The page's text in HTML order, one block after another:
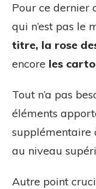
Pour ce dernier
qui n’est pas le
titre, la rose
encore les
Tout n’a pas
éléments
supplémentaire
au niveau
Autre point